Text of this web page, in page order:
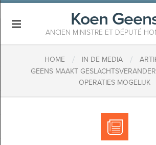
Koen
ANCIEN MINISTRE ET DÉPUTÉ
HOME / IN DE MEDIA /
GEENS MAAKT
OPERATIES MOGELIJK